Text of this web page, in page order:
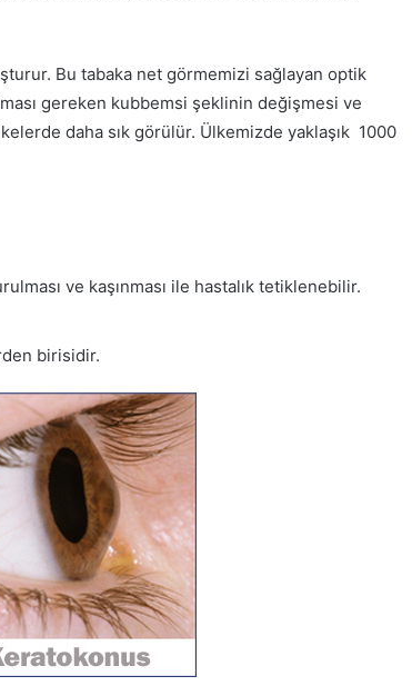
Bu tabaka net görmemizi sağlayan optik
gereken kubbemsi şeklinin değişmesi ve
daha sık görülür. Ülkemizde yaklaşık 1000
ve kaşınması ile hastalık tetiklenebilir.
birisidir.